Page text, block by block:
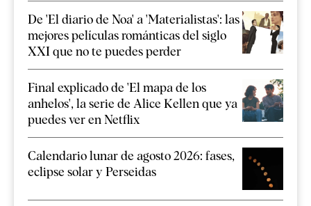
De 'El diario de Noa' a 'Materialistas': las
mejores películas románticas del siglo
XXI que no te puedes perder
Final explicado de 'El mapa de los
anhelos', la serie de Alice Kellen que ya
puedes ver en Netflix
Calendario lunar de agosto 2026: fases,
eclipse solar y Perseidas